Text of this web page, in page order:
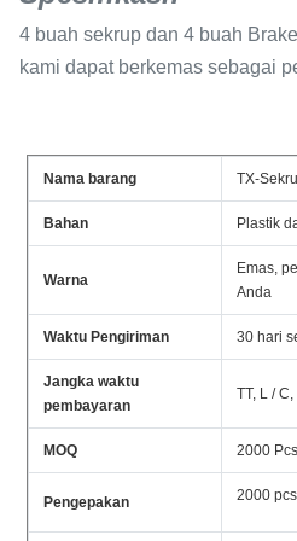
4 buah sekrup dan 4 buah
kami dapat berkemas sebagai
Nama barang TX-
Bahan Plastik
Warna
Emas,
Anda
Waktu Pengiriman 30 hari
Jangka waktu
pembayaran
TT, L /
MOQ 2000 Pcs
Pengepakan 2000